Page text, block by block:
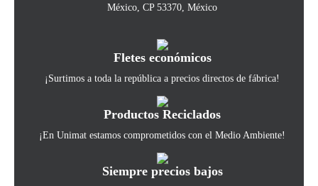
México, CP 53370, México
Fletes económicos
¡Surtimos a toda la república a precios directos de fábrica!
Productos Reciclados
¡En Unimat estamos comprometidos con el Medio Ambiente!
Siempre precios bajos